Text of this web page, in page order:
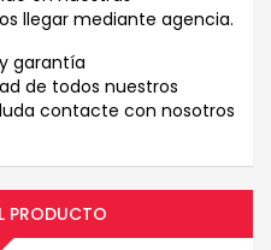
llegar mediante agencia.
garantía
de todos nuestros
contacte con nosotros
PRODUCTO